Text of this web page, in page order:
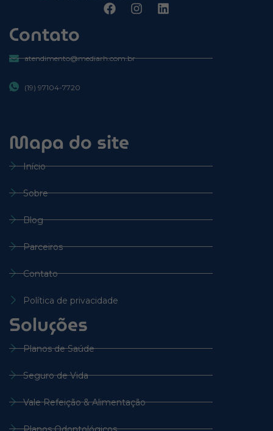
Contato
atendimento@mediarh.com.br
(19) 97104-7720
Mapa do site
Início
Sobre
Blog
Parceiros
Contato
Política de privacidade
Soluções
Planos de Saúde
Seguro de Vida
Vale Refeição & Alimentação